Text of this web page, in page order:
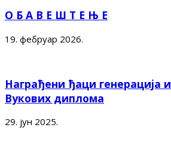
О Б А В Е Ш Т Е Њ Е
19. фебруар 2026.
Награђени ђаци генерација
Вукових диплома
29. јун 2025.